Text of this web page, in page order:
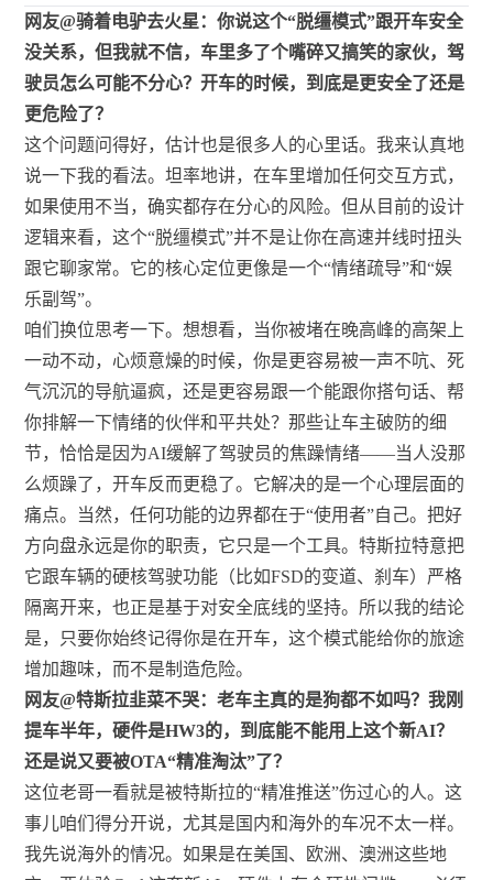
网友@骑着电驴去火星：你说这个“脱缰模式”跟开车安全
没关系，但我就不信，车里多了个嘴碎又搞笑的家伙，驾
驶员怎么可能不分心？开车的时候，到底是更安全了还是
更危险了？
这个问题问得好，估计也是很多人的心里话。我来认真地
说一下我的看法。坦率地讲，在车里增加任何交互方式，
如果使用不当，确实都存在分心的风险。但从目前的设计
逻辑来看，这个“脱缰模式”并不是让你在高速并线时扭头
跟它聊家常。它的核心定位更像是一个“情绪疏导”和“娱
乐副驾”。
咱们换位思考一下。想想看，当你被堵在晚高峰的高架上
一动不动，心烦意燥的时候，你是更容易被一声不吭、死
气沉沉的导航逼疯，还是更容易跟一个能跟你搭句话、帮
你排解一下情绪的伙伴和平共处？那些让车主破防的细
节，恰恰是因为AI缓解了驾驶员的焦躁情绪——当人没那
么烦躁了，开车反而更稳了。它解决的是一个心理层面的
痛点。当然，任何功能的边界都在于“使用者”自己。把好
方向盘永远是你的职责，它只是一个工具。特斯拉特意把
它跟车辆的硬核驾驶功能（比如FSD的变道、刹车）严格
隔离开来，也正是基于对安全底线的坚持。所以我的结论
是，只要你始终记得你是在开车，这个模式能给你的旅途
增加趣味，而不是制造危险。
网友@特斯拉韭菜不哭：老车主真的是狗都不如吗？我刚
提车半年，硬件是HW3的，到底能不能用上这个新AI？
还是说又要被OTA“精准淘汰”了？
这位老哥一看就是被特斯拉的“精准推送”伤过心的人。这
事儿咱们得分开说，尤其是国内和海外的车况不太一样。
我先说海外的情况。如果是在美国、欧洲、澳洲这些地